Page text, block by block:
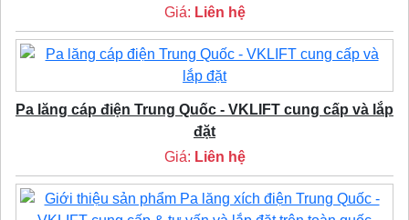
Giá: Liên hệ
Pa lăng cáp điện Trung Quốc - VKLIFT cung cấp và lắp
đặt
Giá: Liên hệ